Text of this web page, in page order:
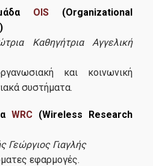
OIS (Organizational
Καθηγήτρια Αγγελική
και κοινωνική
συστήματα.
WRC (Wireless Research
Γεώργιος Γιαγλής
εφαρμογές.